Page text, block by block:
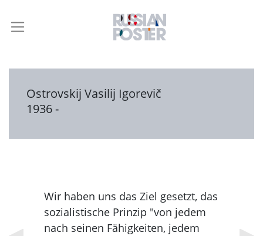
Ostrovskij Vasilij Igorevič
1936 -
Wir haben uns das Ziel gesetzt, das
sozialistische Prinzip "von jedem
nach seinen Fähigkeiten, jedem